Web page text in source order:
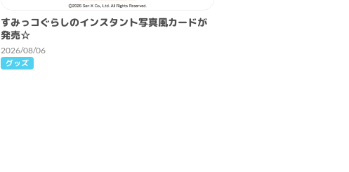
すみっコぐらしのインスタント写真風カードが
発売☆
2026/08/06
グッズ